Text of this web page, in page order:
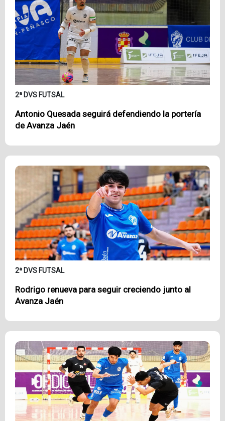
2ª DVS FUTSAL
Antonio Quesada seguirá defendiendo la portería
de Avanza Jaén
2ª DVS FUTSAL
Rodrigo renueva para seguir creciendo junto al
Avanza Jaén